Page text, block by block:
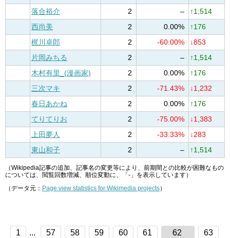
落合裕介
2 –
↑1,514
西尚美
2 0.00%
↑176
梶川卓郎
2 -60.00%
↓853
片岡みちる
2 –
↑1,514
木村有里_(漫画家)
2 0.00%
↑176
三次マキ
2 -71.43%
↓1,232
春日あかね
2 0.00%
↑176
てりてりお
2 -75.00%
↓1,383
上田夢人
2 -33.33%
↓283
東山和子
2 – ↑1,514
（Wikipedia記事の追加、記事名の変更等により、前期間との比較が困難なもの
については、閲覧回数増減、順位変動に、「-」を表示しています）
（データ元： Page view statistics for Wikimedia projects）
1 ... 57 58 59 60 61 62 63